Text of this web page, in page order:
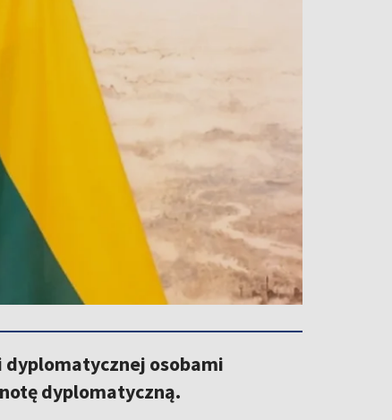
dyplomatycznej osobami
dyplomatyczną.